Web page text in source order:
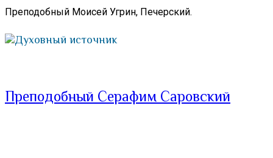
Преподобный Моисей Угрин, Печерский.
Духовный источник
Преподобный Серафим Саровский